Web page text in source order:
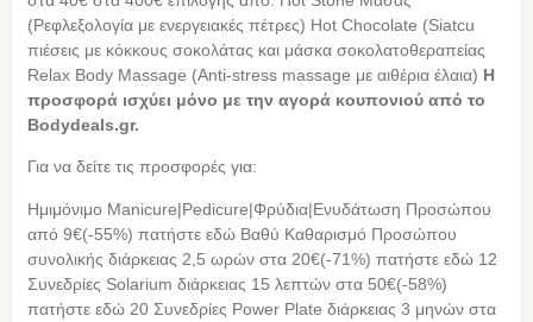
(Ρεφλεξολογία με ενεργειακές πέτρες) Hot Chocolate (Siatcu
πιέσεις με κόκκους σοκολάτας και μάσκα σοκολατοθεραπείας
Relax Body Massage (Anti-stress massage με αιθέρια έλαια) Η
προσφορά ισχύει μόνο με την αγορά κουπονιού από τo
Bodydeals.gr.
Για να δείτε τις προσφορές για:
Ημιμόνιμο Manicure|Pedicure|Φρύδια|Ενυδάτωση Προσώπου
από 9€(-55%) πατήστε εδώ Βαθύ Καθαρισμό Προσώπου
συνολικής διάρκειας 2,5 ωρών στα 20€(-71%) πατήστε εδώ 12
Συνεδρίες Solarium διάρκειας 15 λεπτών στα 50€(-58%)
πατήστε εδώ 20 Συνεδρίες Power Plate διάρκειας 3 μηνών στα